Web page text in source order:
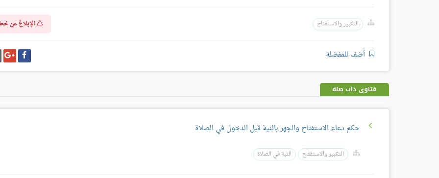
التكبير والاستفتاح الإبلاغ عن
أضف للمفضلة شارك
على
فيسبوك
فتاوى ذات صلة
حكم دعاء الاستفتاح والجهر بالنية قبل الدخول في الصلاة
التكبير والاستفتاح النية في الصلاة